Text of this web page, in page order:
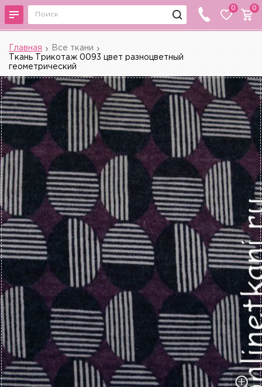
0 0
Главная
Все ткани
Ткань Трикотаж 0093 цвет разноцветный
геометрический